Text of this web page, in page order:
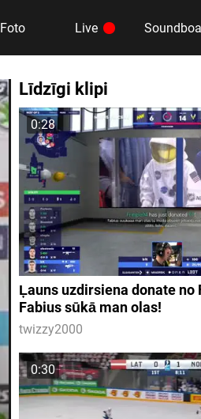
Foto Live
Līdzīgi klipi
0:28
Ļauns uzdirsiena donate no
Fabius sūkā man olas!
twizzy2000
0:30